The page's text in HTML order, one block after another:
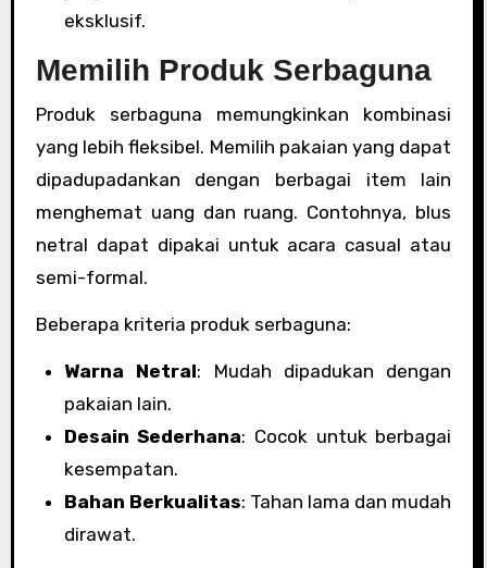
eksklusif.
Memilih Produk Serbaguna
Produk serbaguna memungkinkan kombinasi
yang lebih fleksibel. Memilih pakaian yang dapat
dipadupadankan dengan berbagai item lain
menghemat uang dan ruang. Contohnya, blus
netral dapat dipakai untuk acara casual atau
semi-formal.
Beberapa kriteria produk serbaguna:
Warna Netral: Mudah dipadukan dengan
pakaian lain.
Desain Sederhana: Cocok untuk berbagai
kesempatan.
Bahan Berkualitas: Tahan lama dan mudah
dirawat.